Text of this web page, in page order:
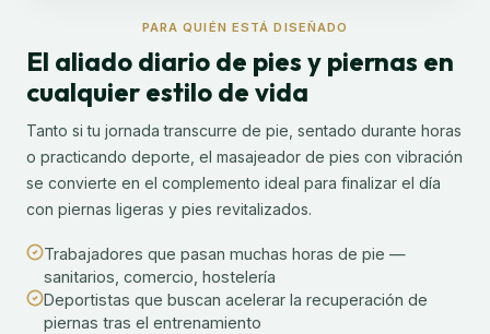
PARA QUIÉN ESTÁ DISEÑADO
El aliado diario de pies y piernas en
cualquier estilo de vida
Tanto si tu jornada transcurre de pie, sentado durante horas
o practicando deporte, el masajeador de pies con vibración
se convierte en el complemento ideal para finalizar el día
con piernas ligeras y pies revitalizados.
Trabajadores que pasan muchas horas de pie —
sanitarios, comercio, hostelería
Deportistas que buscan acelerar la recuperación de
piernas tras el entrenamiento